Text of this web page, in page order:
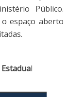
Público.
espaço aberto
l